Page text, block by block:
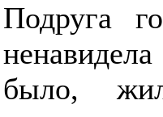
Подруга
было,